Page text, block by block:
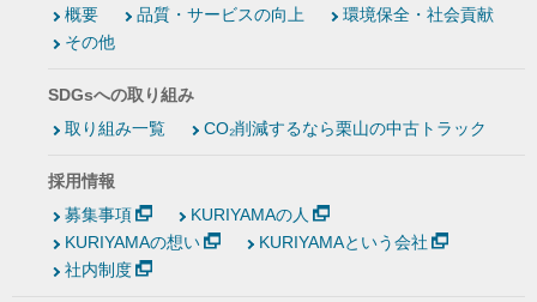
概要
品質・サービスの向上
環境保全・社会貢献
その他
SDGsへの取り組み
取り組み一覧
CO₂削減するなら栗山の中古トラック
採用情報
募集事項
KURIYAMAの人
KURIYAMAの想い
KURIYAMAという会社
社内制度